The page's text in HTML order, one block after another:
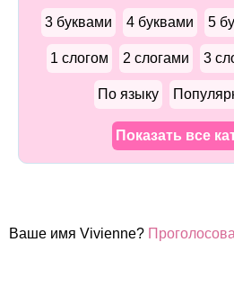
3 буквами 4 буквами 5
1 слогом 2 слогами 3
По языку
Показать все
Ваше имя Vivienne?